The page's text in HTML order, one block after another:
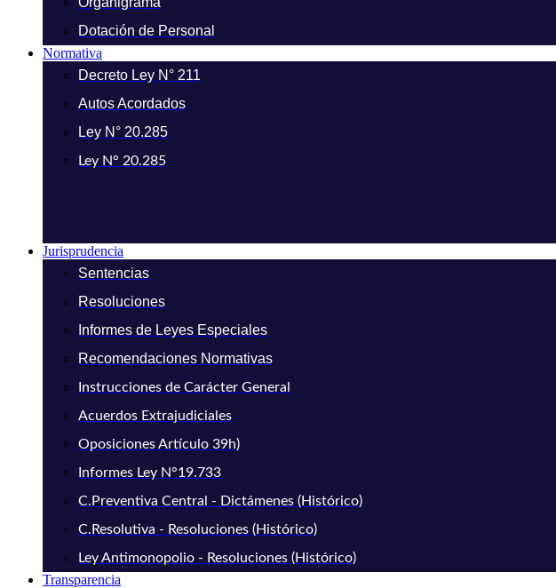
Dotación de Personal
Normativa
Decreto Ley N° 211
Autos Acordados
Ley N° 20.285
Ley N° 20.285
Jurisprudencia
Sentencias
Resoluciones
Informes de Leyes Especiales
Recomendaciones Normativas
Instrucciones de Carácter General
Acuerdos Extrajudiciales
Oposiciones Artículo 39h)
Informes Ley N°19.733
C.Preventiva Central - Dictámenes (Histórico)
C.Resolutiva - Resoluciones (Histórico)
Ley Antimonopolio - Resoluciones (Histórico)
Transparencia